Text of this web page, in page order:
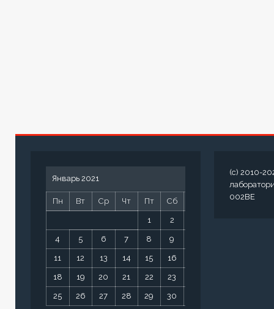
Январь 2021
Пн Вт Ср Чт Пт Сб
1 2
4 5 6 7 8 9
11 12 13 14 15 16
18 19 20 21 22 23
25 26 27 28 29 30
(c) 2010-
002BE